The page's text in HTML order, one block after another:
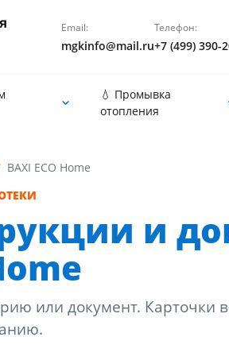
Email:
mgkinfo@mail.ru
Телефон:
+7 (499) 390-
💧 Промывка
отопления
BAXI ECO Home
и
или документ. Карточки